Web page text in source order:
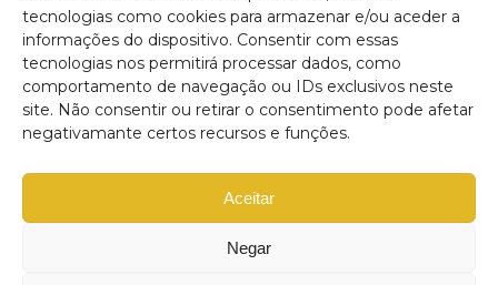
tecnologias como cookies para armazenar e/ou aceder a
informações do dispositivo. Consentir com essas
tecnologias nos permitirá processar dados, como
comportamento de navegação ou IDs exclusivos neste
site. Não consentir ou retirar o consentimento pode afetar
negativamante certos recursos e funções.
Aceitar
Negar
R. Luísa Tody, 12E, 2925-658 São
Lourenço
Endereço do escritório sede
© Qualis - 2024. All rights reserved.